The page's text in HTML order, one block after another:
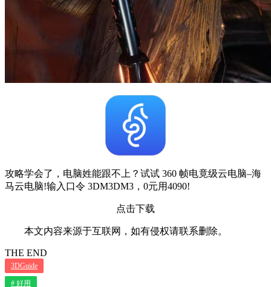
攻略学会了，电脑姓能跟不上？试试 360 帧电竟级云电脑–海
马云电脑!输入口令 3DM3DM3，0元用4090!
点击下载
本文内容来源于互联网，如有侵权请联系删除。
THE END
3DGuide
# 好用